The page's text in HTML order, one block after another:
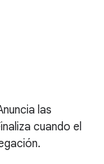
las
cuando el